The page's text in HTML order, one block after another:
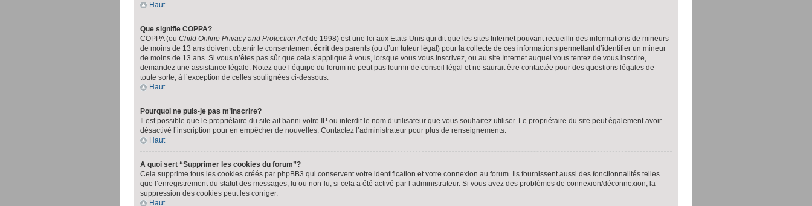
Haut
Que signifie COPPA?
COPPA (ou Child Online Privacy and Protection Actde 1998) est une loi aux Etats-Unis qui dit que les sites Internet pouvant recueillir des informations de mineurs
de moins de 13 ans doivent obtenir le consentementécrit des parents (ou d’un tuteur légal) pour la collecte de ces informations permettant d’identifier un mineur
de moins de 13 ans. Si vous n’êtes pas sûr que cela s’applique à vous, lorsque vous vous inscrivez, ou au site Internet auquel vous tentez de vous inscrire,
demandez une assistance légale. Notez que l’équipe du forum ne peut pas fournir de conseil légal et ne saurait être contactée pour des questions légales de
toute sorte, à l’exception de celles soulignées ci-dessous.
Haut
Pourquoi ne puis-je pas m’inscrire?
Il est possible que le propriétaire du site ait banni votre IP ou interdit le nom d’utilisateur que vous souhaitez utiliser. Le propriétaire du site peut également avoir
désactivé l’inscription pour en empêcher de nouvelles. Contactez l’administrateur pour plus de renseignements.
Haut
A quoi sert “Supprimer les cookies du forum”?
Cela supprime tous les cookies créés par phpBB3 qui conservent votre identification et votre connexion au forum. Ils fournissent aussi des fonctionnalités telles
que l’enregistrement du statut des messages, lu ou non-lu, si cela a été activé par l’administrateur. Si vous avez des problèmes de connexion/déconnexion, la
suppression des cookies peut les corriger.
Haut